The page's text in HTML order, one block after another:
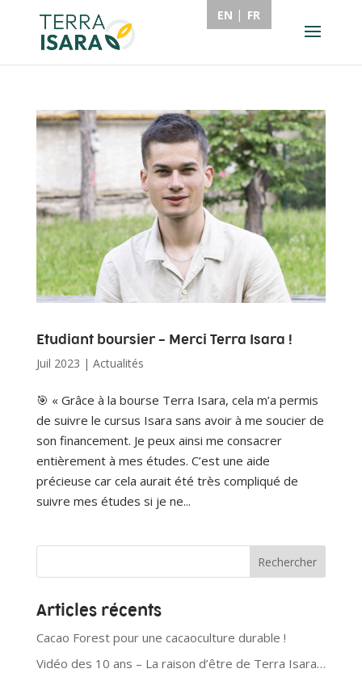
Etudiant boursier – Merci Terra Isara !
Juil 2023 | Actualités
🎯 « Grâce à la bourse Terra Isara, cela m’a permis
de suivre le cursus Isara sans avoir à me soucier de
son financement. Je peux ainsi me consacrer
entièrement à mes études. C’est une aide
précieuse car cela aurait été très compliqué de
suivre mes études si je ne...
Articles récents
Cacao Forest pour une cacaoculture durable !
Vidéo des 10 ans – La raison d’être de Terra Isara…
EN FR